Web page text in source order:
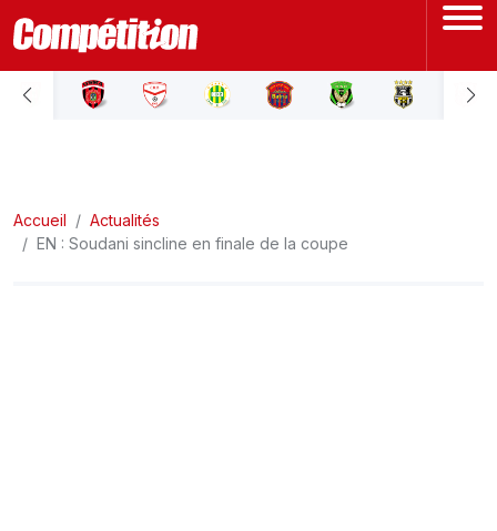
ACCUEIL
LIGUE 2
Accueil
Actualités
EN : Soudani sincline en finale de la coupe